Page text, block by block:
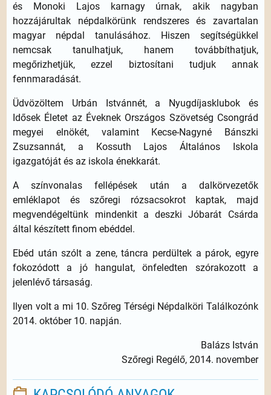
és Monoki Lajos karnagy úrnak, akik nagyban
hozzájárultak népdalkörünk rendszeres és zavartalan
magyar népdal tanulásához. Hiszen segítségükkel
nemcsak tanulhatjuk, hanem továbbíthatjuk,
megőrizhetjük, ezzel biztosítani tudjuk annak
fennmaradását.
Üdvözöltem Urbán Istvánnét, a Nyugdíjasklubok és
Idősek Életet az Éveknek Országos Szövetség Csongrád
megyei elnökét, valamint Kecse-Nagyné Bánszki
Zsuzsannát, a Kossuth Lajos Általános Iskola
igazgatóját és az iskola énekkarát.
A színvonalas fellépések után a dalkörvezetők
emléklapot és szőregi rózsacsokrot kaptak, majd
megvendégeltünk mindenkit a deszki Jóbarát Csárda
által készített finom ebéddel.
Ebéd után szólt a zene, táncra perdültek a párok, egyre
fokozódott a jó hangulat, önfeledten szórakozott a
jelenlévő társaság.
Ilyen volt a mi 10. Szőreg Térségi Népdalköri Találkozónk
2014. október 10. napján.
Balázs István
Szőregi Regélő, 2014. november